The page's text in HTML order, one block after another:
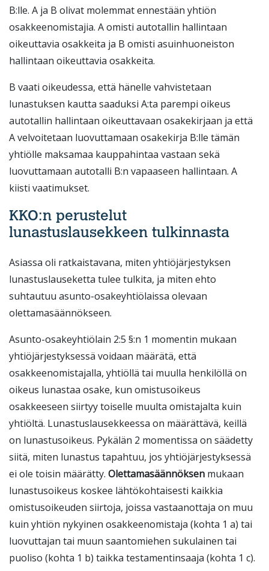
B:lle. A ja B olivat molemmat ennestään yhtiön
osakkeenomistajia. A omisti autotallin hallintaan
oikeuttavia osakkeita ja B omisti asuinhuoneiston
hallintaan oikeuttavia osakkeita.
B vaati oikeudessa, että hänelle vahvistetaan
lunastuksen kautta saaduksi A:ta parempi oikeus
autotallin hallintaan oikeuttavaan osakekirjaan ja että
A velvoitetaan luovuttamaan osakekirja B:lle tämän
yhtiölle maksamaa kauppahintaa vastaan sekä
luovuttamaan autotalli B:n vapaaseen hallintaan. A
kiisti vaatimukset.
KKO:n perustelut
lunastuslausekkeen tulkinnasta
Asiassa oli ratkaistavana, miten yhtiöjärjestyksen
lunastuslauseketta tulee tulkita, ja miten ehto
suhtautuu asunto-osakeyhtiölaissa olevaan
olettamasäännökseen.
Asunto-osakeyhtiölain 2:5 §:n 1 momentin mukaan
yhtiöjärjestyksessä voidaan määrätä, että
osakkeenomistajalla, yhtiöllä tai muulla henkilöllä on
oikeus lunastaa osake, kun omistusoikeus
osakkeeseen siirtyy toiselle muulta omistajalta kuin
yhtiöltä. Lunastuslausekkeessa on määrättävä, keillä
on lunastusoikeus. Pykälän 2 momentissa on säädetty
siitä, miten lunastus tapahtuu, jos yhtiöjärjestyksessä
ei ole toisin määrätty. Olettamasäännöksen mukaan
lunastusoikeus koskee lähtökohtaisesti kaikkia
omistusoikeuden siirtoja, joissa vastaanottaja on muu
kuin yhtiön nykyinen osakkeenomistaja (kohta 1 a) tai
luovuttajan tai muun saantomiehen sukulainen tai
puoliso (kohta 1 b) taikka testamentinsaaja (kohta 1 c).